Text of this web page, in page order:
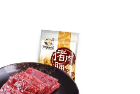
具一格，享誉盛名，深受姜堰大
爱好者们的喜爱。